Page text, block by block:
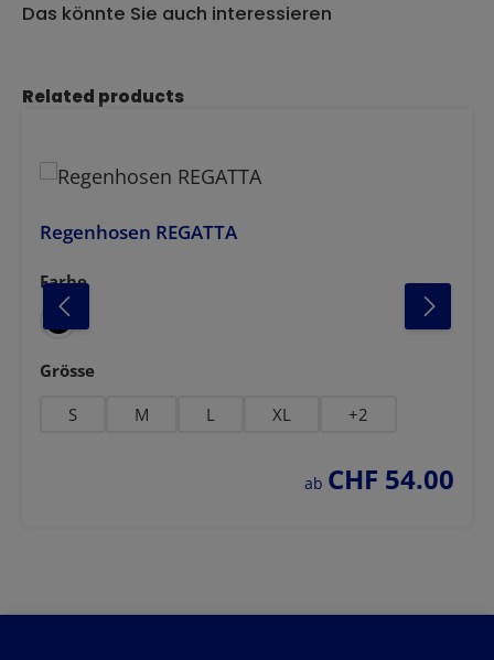
Das könnte Sie auch interessieren
Produktgalerie überspringen
Related products
Regenhosen REGATTA
Farbe
auswählen
Grösse
S M L XL +2
regulärer preis:
ab CHF 54.00
dunkelblauolivgrün